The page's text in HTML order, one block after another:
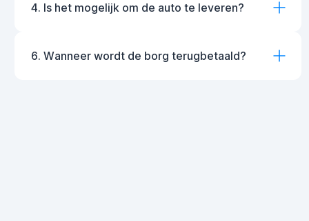
4. Is het mogelijk om de auto te leveren?
6. Wanneer wordt de borg terugbetaald?